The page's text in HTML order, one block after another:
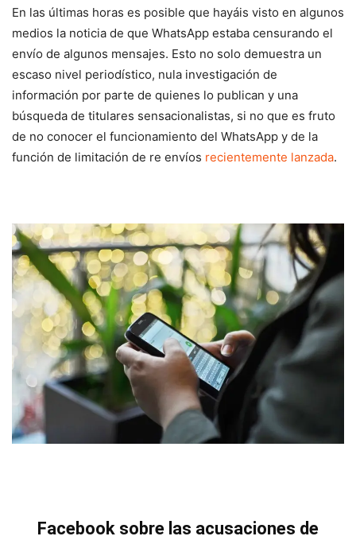
En las últimas horas es posible que hayáis visto en algunos
medios la noticia de que WhatsApp estaba censurando el
envío de algunos mensajes. Esto no solo demuestra un
escaso nivel periodístico, nula investigación de
información por parte de quienes lo publican y una
búsqueda de titulares sensacionalistas, si no que es fruto
de no conocer el funcionamiento del WhatsApp y de la
función de limitación de re envíos recientemente lanzada.
Facebook sobre las acusaciones de